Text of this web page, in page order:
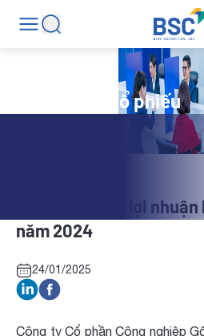
Tin tức mã cổ phiếu
TCR: Giải trình lợi
năm 2024
24/01/2025
Công ty Cổ phần Công nghiệp